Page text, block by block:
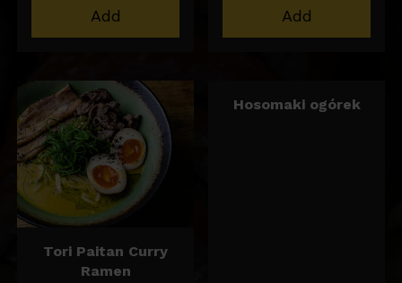
krewetkowy.
Add Add
Tori Paitan Curry
Ramen
Hosomaki ogórek